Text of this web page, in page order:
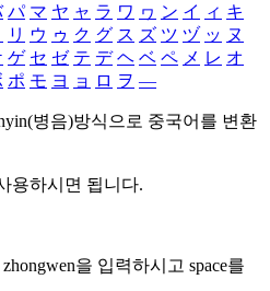
パ マ ヤ ャ ラ ワ ヮ ン イ ィ キ
リ ウ ゥ ク グ ス ズ ツ ヅ ッ ヌ
ゲ セ ゼ テ デ ヘ ベ ペ メ レ オ
ポ モ ヨ ョ ロ ヲ ―
병음)방식으로 중국어를 변환
용하시면 됩니다.
zhongwen을 입력하시고 space를